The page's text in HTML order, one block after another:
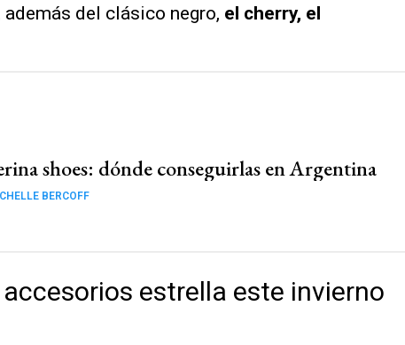
del clásico negro, el cherry, el
shoes: dónde conseguirlas en Argentina
BERCOFF
estrella este invierno